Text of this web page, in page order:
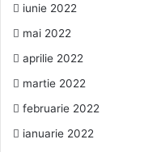
iunie 2022
mai 2022
aprilie 2022
martie 2022
februarie 2022
ianuarie 2022